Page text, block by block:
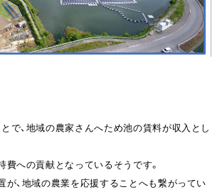
で、地域の農家さんへため池の賃料が収入とし
費への貢献となっているそうです。
が、地域の農業を応援することへも繋がってい